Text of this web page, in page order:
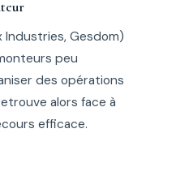
Industries, Gesdom)
peu
des opérations
alors face à
efficace.